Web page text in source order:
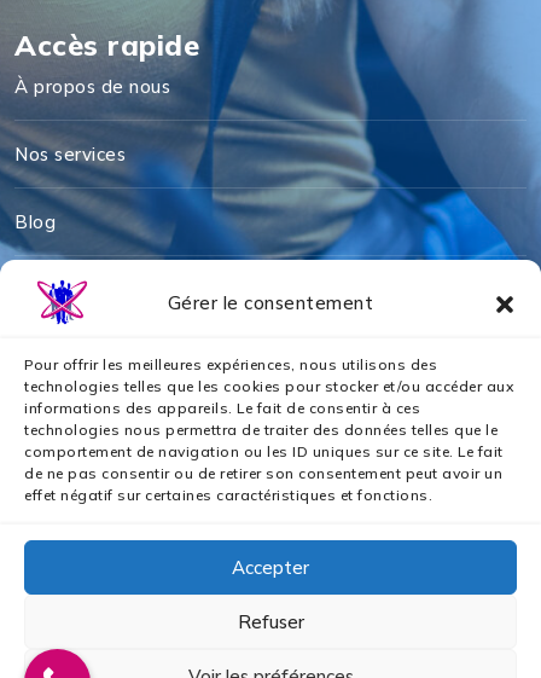
Gérer le consentement
Pour offrir les meilleures expériences, nous utilisons des
technologies telles que les cookies pour stocker et/ou accéder aux
informations des appareils. Le fait de consentir à ces
technologies nous permettra de traiter des données telles que le
comportement de navigation ou les ID uniques sur ce site. Le fait
de ne pas consentir ou de retirer son consentement peut avoir un
effet négatif sur certaines caractéristiques et fonctions.
Accepter
Refuser
Accès rapide
À propos de nous
Nos services
Blog
Mentions légales
Politique de cookies
Politique de confidentialité
Nos partenaires
2024 © Tous droits réservés par AZS ASSURANCES